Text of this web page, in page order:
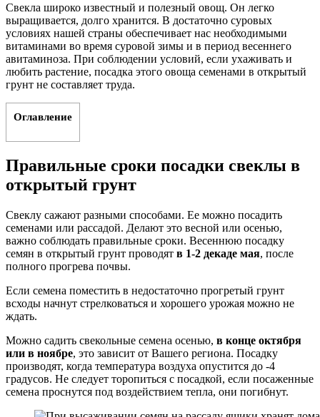
Свекла широко известный и полезный овощ. Он легко
выращивается, долго хранится. В достаточно суровых
условиях нашей страны обеспечивает нас необходимыми
витаминами во время суровой зимы и в период весеннего
авитаминоза. При соблюдении условий, если ухаживать и
любить растение, посадка этого овоща семенами в открытый
грунт не составляет труда.
Оглавление
Правильные сроки посадки свеклы в
открытый грунт
Свеклу сажают разными способами. Ее можно посадить
семенами или рассадой. Делают это весной или осенью,
важно соблюдать правильные сроки. Весеннюю посадку
семян в открытый грунт проводят в 1-2 декаде мая, после
полного прогрева почвы.
Если семена поместить в недостаточно прогретый грунт
всходы начнут стрелковаться и хорошего урожая можно не
ждать.
Можно садить свекольные семена осенью, в конце октября
или в ноябре, это зависит от Вашего региона. Посадку
производят, когда температура воздуха опустится до -4
градусов. Не следует торопиться с посадкой, если посаженные
семена проснутся под воздействием тепла, они погибнут.